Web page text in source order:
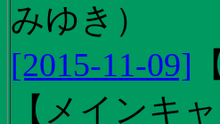
みゆき）
[2015-11-09] 【
【メインキ